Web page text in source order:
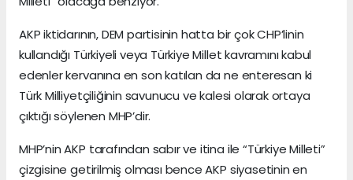
AKP iktidarının, DEM partisinin hatta bir çok CHP’linin
kullandığı Türkiyeli veya Türkiye Millet kavramını kabul
edenler kervanına en son katılan da ne enteresan ki
Türk Milliyetçiliğinin savunucu ve kalesi olarak ortaya
çıktığı söylenen MHP’dir.
MHP’nin AKP tarafından sabır ve itina ile “Türkiye Milleti”
çizgisine getirilmiş olması bence AKP siyasetinin en